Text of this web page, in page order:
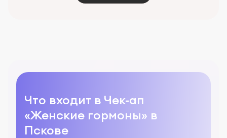
2019.- 119 с
Что входит в Чек-ап
«Женские гормоны» в
Пскове